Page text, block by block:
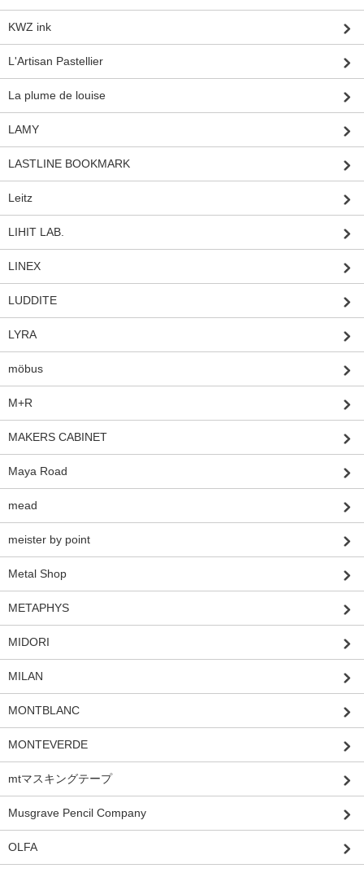
KWZ ink
L'Artisan Pastellier
La plume de louise
LAMY
LASTLINE BOOKMARK
Leitz
LIHIT LAB.
LINEX
LUDDITE
LYRA
möbus
M+R
MAKERS CABINET
Maya Road
mead
meister by point
Metal Shop
METAPHYS
MIDORI
MILAN
MONTBLANC
MONTEVERDE
mtマスキングテープ
Musgrave Pencil Company
OLFA